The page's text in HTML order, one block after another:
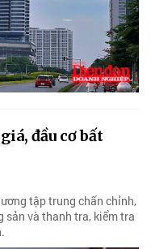
đầu cơ bất
tập trung chấn chỉnh,
sản và thanh tra, kiểm tra